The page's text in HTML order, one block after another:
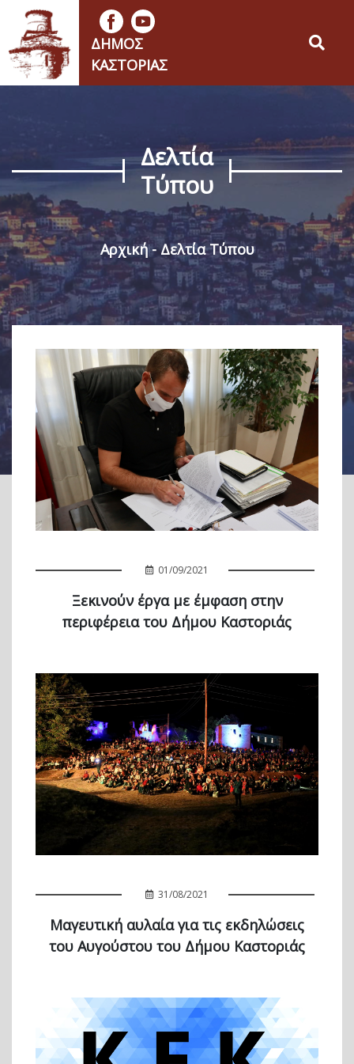
ΔΉΜΟΣ
ΚΑΣΤΟΡΙΆΣ
Δελτία
Τύπου
Αρχική Δελτία Τύπου
01/09/2021
Ξεκινούν έργα με έμφαση στην
περιφέρεια του Δήμου Καστοριάς
31/08/2021
Μαγευτική αυλαία για τις εκδηλώσεις
του Αυγούστου του Δήμου Καστοριάς